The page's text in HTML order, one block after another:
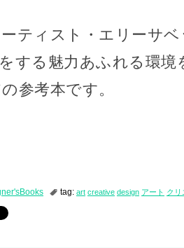
ティスト・エリーサ
する魅力あふれる環境
参考本です。
tag: art creative design アート クリ